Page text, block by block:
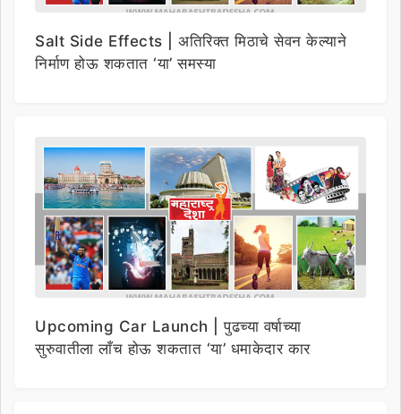
Salt Side Effects | अतिरिक्त मिठाचे सेवन केल्याने
निर्माण होऊ शकतात ‘या’ समस्या
Upcoming Car Launch | पुढच्या वर्षाच्या
सुरुवातीला लाँच होऊ शकतात ‘या’ धमाकेदार कार